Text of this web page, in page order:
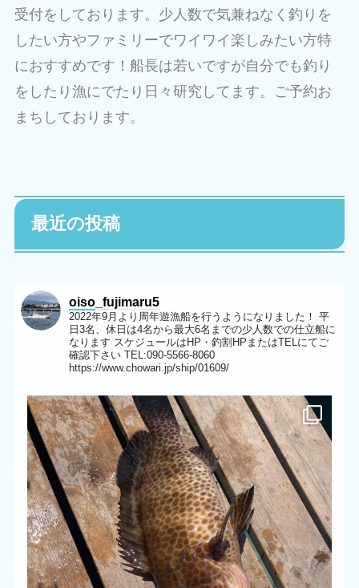
受付をしております。少人数で気兼ねなく釣りを
したい方やファミリーでワイワイ楽しみたい方特
におすすめです！船長は若いですが自分でも釣り
をしたり漁にでたり日々研究してます。ご予約お
まちしております。
最近の投稿
oiso_fujimaru5
2022年9月より周年遊漁船を行うようになりました！ 平
日3名、休日は4名から最大6名までの少人数での仕立船に
なります スケジュールはHP・釣割HPまたはTELにてご
確認下さいTEL:090-5566-8060
https://www.chowari.jp/ship/01609/